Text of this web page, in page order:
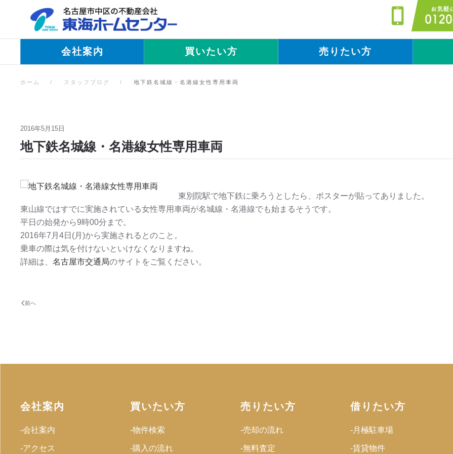
Skip to main content
会社案内 買いたい方 売りたい方
スタッフブログ
ホーム スタッフブログ 地下鉄名城線・名港線女性専用車両
2016年5月15日
地下鉄名城線・名港線女性専用車両
東別院駅で地下鉄に乗ろうとしたら、ポスターが貼ってありました。
東山線ではすでに実施されている女性専用車両が名城線・名港線でも始まるそうです。
平日の始発から9時00分まで。
2016年7月4日(月)から実施されるとのこと。
乗車の際は気を付けないといけなくなりますね。
詳細は、 名古屋市交通局のサイトをご覧ください。
前へ
会社案内
-会社案内
-アクセス
買いたい方
-物件検索
-購入の流れ
売りたい方
-売却の流れ
-無料査定
借りたい方
-月極駐車場
-賃貸物件